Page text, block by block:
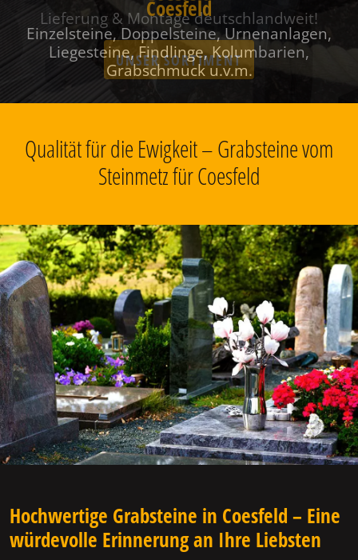
Coesfeld
Einzelsteine, Doppelsteine, Urnenanlagen,
Liegesteine, Findlinge, Kolumbarien,
Grabschmuck u.v.m.
Qualität für die Ewigkeit – Grabsteine vom
Steinmetz für Coesfeld
Hochwertige Grabsteine in Coesfeld – Eine
würdevolle Erinnerung an Ihre Liebsten